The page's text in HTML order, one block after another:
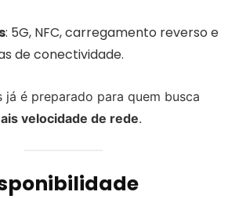
: 5G, NFC, carregamento reverso e
de conectividade.
já é preparado para quem busca
velocidade de rede.